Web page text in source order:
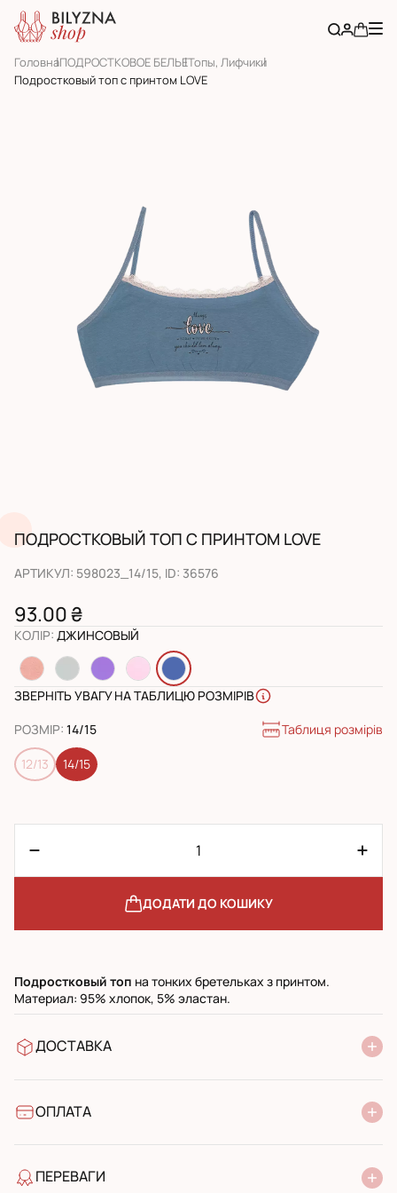
ГоловнаПОДРОСТКОВОЕ БЕЛЬЕТопы, Лифчики
Подростковый топ с принтом LOVE
ПОДРОСТКОВЫЙ ТОП С ПРИНТОМ LOVE
АРТИКУЛ: 598023_14/15, ID: 36576
93.00 ₴
КОЛІР: ДЖИНСОВЫЙ
ЗВЕРНІТЬ УВАГУ НА ТАБЛИЦЮ РОЗМІРІВ
РОЗМІР: 14/15 Таблиця розмірів
12/13 14/15
ДОДАТИ ДО КОШИКУ
Подростковый топ на тонких бретельках з принтом.
Материал: 95% хлопок, 5% эластан.
ДОСТАВКА
УкрПошта стандарт
ОПЛАТА
Банківський переказ
ПЕРЕВАГИ